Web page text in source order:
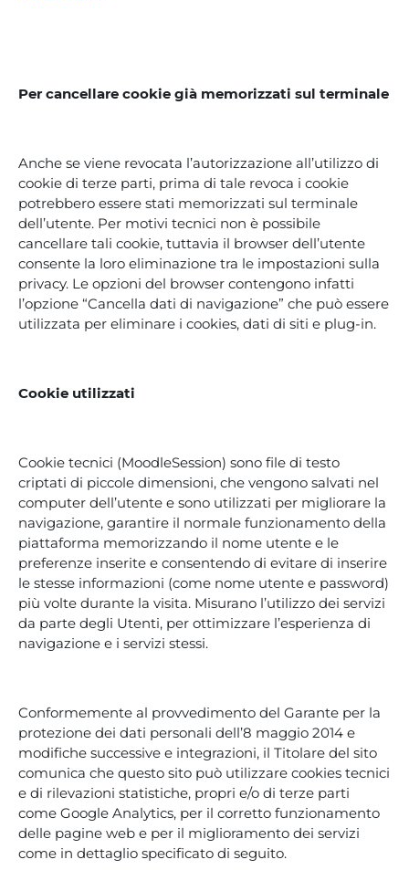
Per cancellare cookie già memorizzati sul terminale
Anche se viene revocata l’autorizzazione all’utilizzo di
cookie di terze parti, prima di tale revoca i cookie
potrebbero essere stati memorizzati sul terminale
dell’utente. Per motivi tecnici non è possibile
cancellare tali cookie, tuttavia il browser dell’utente
consente la loro eliminazione tra le impostazioni sulla
privacy. Le opzioni del browser contengono infatti
l’opzione “Cancella dati di navigazione” che può essere
utilizzata per eliminare i cookies, dati di siti e plug-in.
Cookie utilizzati
Cookie tecnici (MoodleSession) sono file di testo
criptati di piccole dimensioni, che vengono salvati nel
computer dell’utente e sono utilizzati per migliorare la
navigazione, garantire il normale funzionamento della
piattaforma memorizzando il nome utente e le
preferenze inserite e consentendo di evitare di inserire
le stesse informazioni (come nome utente e password)
più volte durante la visita. Misurano l’utilizzo dei servizi
da parte degli Utenti, per ottimizzare l’esperienza di
navigazione e i servizi stessi.
Conformemente al provvedimento del Garante per la
protezione dei dati personali dell’8 maggio 2014 e
modifiche successive e integrazioni, il Titolare del sito
comunica che questo sito può utilizzare cookies tecnici
e di rilevazioni statistiche, propri e/o di terze parti
come Google Analytics, per il corretto funzionamento
delle pagine web e per il miglioramento dei servizi
come in dettaglio specificato di seguito.